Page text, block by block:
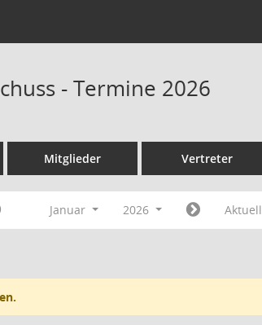
- Termine 2026
Mitglieder Vertreter
Januar 2026 Aktuell